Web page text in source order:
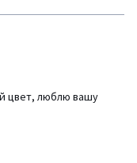
цвет, люблю вашу